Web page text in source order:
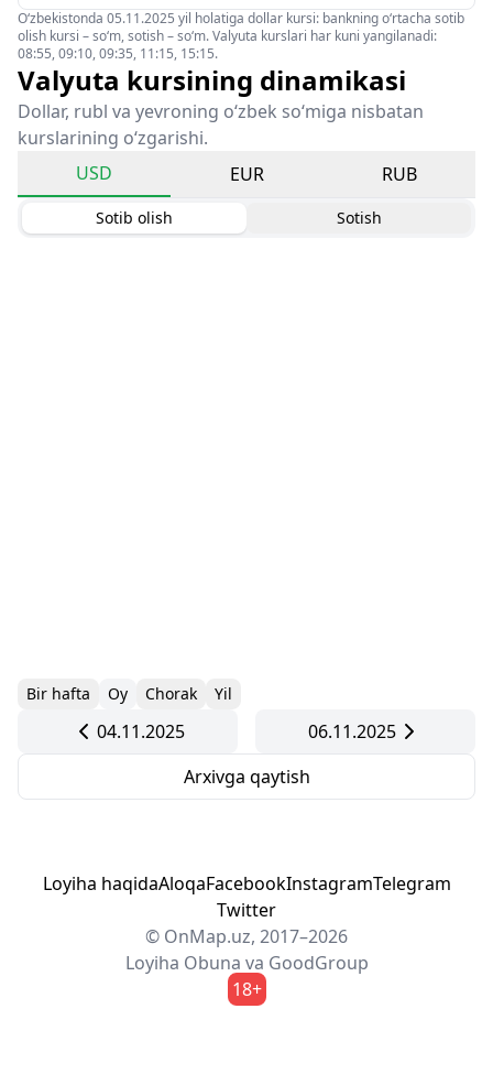
O‘zbekistonda 05.11.2025 yil holatiga dollar kursi: bankning o‘rtacha sotib
olish kursi – so‘m, sotish – so‘m. Valyuta kurslari har kuni yangilanadi:
08:55, 09:10, 09:35, 11:15, 15:15.
Valyuta kursining dinamikasi
Dollar, rubl va yevroning o‘zbek so‘miga nisbatan
kurslarining o‘zgarishi.
USD
EUR RUB
Sotib olish Sotish
Bir hafta Oy Chorak Yil
04.11.2025
06.11.2025
Arxivga qaytish
Loyiha haqidaAloqaFacebookInstagramTelegram
Twitter
© OnMap.uz, 2017–2026
Loyiha Obuna va GoodGroup
18+